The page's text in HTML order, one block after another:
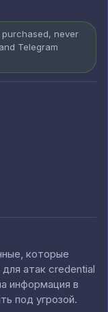
purchased, never
Telegram
которые
атак credential
информация в
под угрозой.